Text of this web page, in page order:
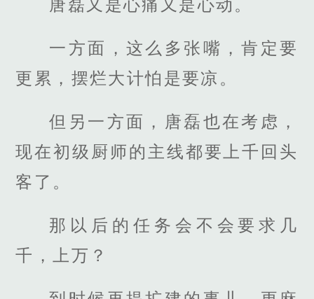
唐磊又是心痛又是心动。
一方面，这么多张嘴，肯定要
更累，摆烂大计怕是要凉。
但另一方面，唐磊也在考虑，
现在初级厨师的主线都要上千回头
客了。
那以后的任务会不会要求几
千，上万？